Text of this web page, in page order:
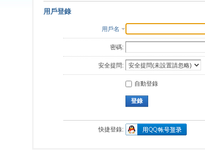
用戶登錄
用戶名
密碼:
安全提問:
自動登錄
登錄
快捷登錄: